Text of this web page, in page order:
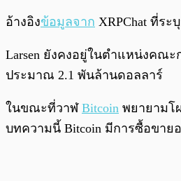
อ้างอิงข้อมูลจาก XRPChat ที่ระ
Larsen ยังคงอยู่ในตำแหน่งคณะ
ประมาณ 2.1 พันล้านดอลลาร์
ในขณะที่วาฬ Bitcoin พยายามโ
บทความนี้ Bitcoin มีการซื้อขาย